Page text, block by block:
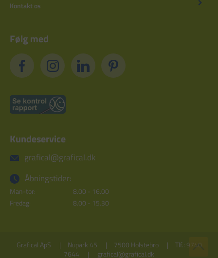
Kontakt os
Følg med
Kundeservice
grafical@grafical.dk
Åbningstider:
Man-tor:
8.00 - 16.00
Fredag:
8.00 - 15.30
Grafical ApS Nupark 45 7500 Holstebro
Tlf.: 9740
7644
grafical@grafical.dk